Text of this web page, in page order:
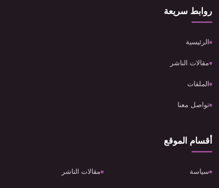
روابط سريعة
الرئيسية
مقالات الناشر
الملفات
تواصل معنا
أقسام الموقع
سياسة مقالات الناشر